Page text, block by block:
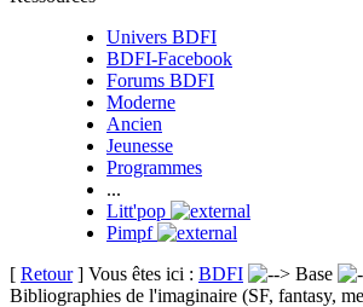
Univers BDFI
BDFI-Facebook
Forums BDFI
Moderne
Ancien
Jeunesse
Programmes
...
Litt'pop
Pimpf
[ Retour] Vous êtes ici : BDFI Base
Bibliographies de l'imaginaire (SF, fantasy,